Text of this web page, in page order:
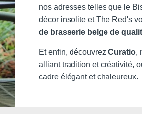
nos adresses telles que le
décor insolite et The Red's
de brasserie belge de
Et enfin, découvrez Curatio,
alliant tradition et créativité,
cadre élégant et chaleureux.
Souhaitez-